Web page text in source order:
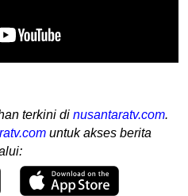
terkini di nusantaratv.com.
untuk akses berita